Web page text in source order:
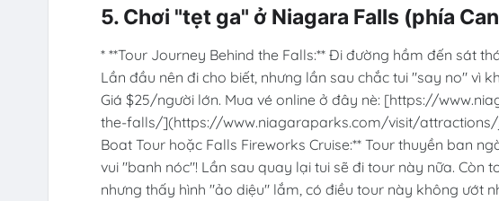
5. Chơi "tẹt ga" ở Niagara Falls (phía
* **Tour Journey Behind the Falls:** Đi đường hầm đến sát
Lần đầu nên đi cho biết, nhưng lần sau chắc tui "say no" vì
Giá $25/người lớn. Mua vé online ở đây nè: [https://
the-falls/](https://www.niagaraparks.com/visit/
Boat Tour hoặc Falls Fireworks Cruise:** Tour thuyền ban
vui "banh nóc"! Lần sau quay lại tui sẽ đi tour này nữa. Còn
nhưng thấy hình "ảo diệu" lắm, có điều tour này không ướt